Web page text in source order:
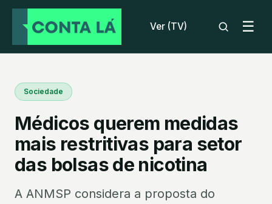
Ver (TV) ☰
Sociedade
Médicos querem medidas
mais restritivas para setor
das bolsas de nicotina
A ANMSP considera a proposta do